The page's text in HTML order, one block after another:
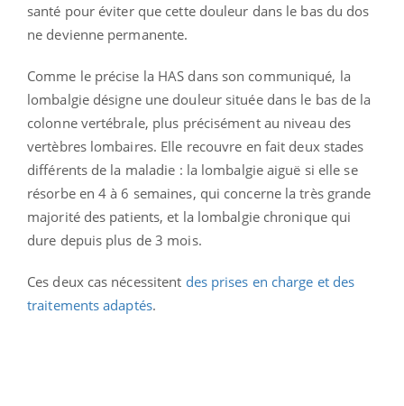
santé pour éviter que cette douleur dans le bas du dos
ne devienne permanente.
Comme le précise la HAS dans son communiqué, la
lombalgie désigne une douleur située dans le bas de la
colonne vertébrale, plus précisément au niveau des
vertèbres lombaires. Elle recouvre en fait deux stades
différents de la maladie : la lombalgie aiguë si elle se
résorbe en 4 à 6 semaines, qui concerne la très grande
majorité des patients, et la lombalgie chronique qui
dure depuis plus de 3 mois.
Ces deux cas nécessitent des prises en charge et des
traitements adaptés.